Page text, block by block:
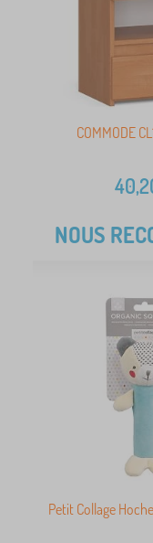
COMMODE
NOUS
Petit Collage